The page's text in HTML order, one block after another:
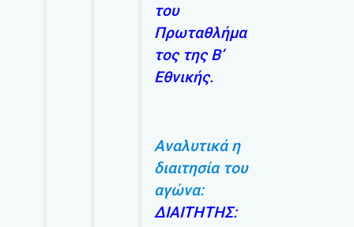
του
Πρωταθλήμα
τος της Β’
Εθνικής.
Αναλυτικά η
διαιτησία του
αγώνα:
ΔΙΑΙΤΗΤΗΣ: